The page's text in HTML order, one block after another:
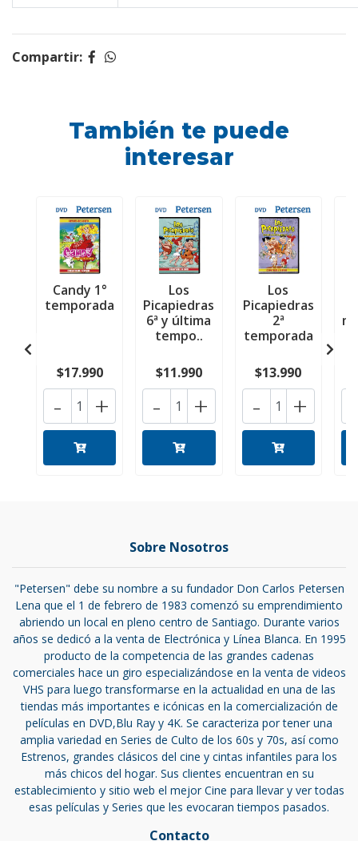
Compartir:
También te puede
interesar
Candy 1°
temporada
$17.990
+
-
Los
Picapiedras
6ª y última
tempo..
$11.990
+
-
Los
Picapiedras
2ª
temporada
$13.990
+
-
Sobre Nosotros
"Petersen" debe su nombre a su fundador Don Carlos Petersen
Lena que el 1 de febrero de 1983 comenzó su emprendimiento
abriendo un local en pleno centro de Santiago. Durante varios
años se dedicó a la venta de Electrónica y Línea Blanca. En 1995
producto de la competencia de las grandes cadenas
comerciales hace un giro especializándose en la venta de videos
VHS para luego transformarse en la actualidad en una de las
tiendas más importantes e icónicas en la comercialización de
películas en DVD,Blu Ray y 4K. Se caracteriza por tener una
amplia variedad en Series de Culto de los 60s y 70s, así como
Estrenos, grandes clásicos del cine y cintas infantiles para los
más chicos del hogar. Sus clientes encuentran en su
establecimiento y sitio web el mejor Cine para llevar y ver todas
esas películas y Series que les evocaran tiempos pasados.
Contacto